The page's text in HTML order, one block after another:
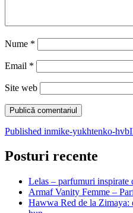
Nume *
Email *
Site web
Navigare
în
articole
Published inmike-yukhtenko-
Posturi recente
Lelas – parfumuri inspirate
Armaf Vanity Femme –
Hawwa Red de la Zimaya: